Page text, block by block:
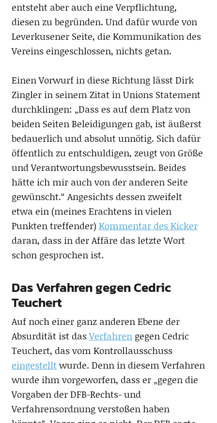
entsteht aber auch eine Verpflichtung,
diesen zu begründen. Und dafür wurde von
Leverkusener Seite, die Kommunikation des
Vereins eingeschlossen, nichts getan.
Einen Vorwurf in diese Richtung lässt Dirk
Zingler in seinem Zitat in Unions Statement
durchklingen: „Dass es auf dem Platz von
beiden Seiten Beleidigungen gab, ist äußerst
bedauerlich und absolut unnötig. Sich dafür
öffentlich zu entschuldigen, zeugt von Größe
und Verantwortungsbewusstsein. Beides
hätte ich mir auch von der anderen Seite
gewünscht.“ Angesichts dessen zweifelt
etwa ein (meines Erachtens in vielen
Punkten treffender) Kommentar des Kicker
daran, dass in der Affäre das letzte Wort
schon gesprochen ist.
Das Verfahren gegen Cedric
Teuchert
Auf noch einer ganz anderen Ebene der
Absurdität ist dasVerfahrengegen Cedric
Teuchert, das vom Kontrollausschuss
eingestelltwurde. Denn in diesem Verfahren
wurde ihm vorgeworfen, dass er „gegen die
Vorgaben der DFB-Rechts- und
Verfahrensordnung verstoßen haben